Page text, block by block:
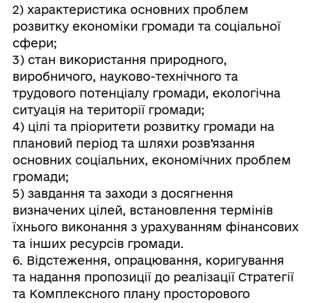
2) характеристика основних проблем
розвитку економіки громади та соціальної
сфери;
3) стан використання природного,
виробничого, науково-технічного та
трудового потенціалу громади, екологічна
ситуація на території громади;
4) цілі та пріоритети розвитку громади на
плановий період та шляхи розв’язання
основних соціальних, економічних проблем
громади;
5) завдання та заходи з досягнення
визначених цілей, встановлення термінів
їхнього виконання з урахуванням фінансових
та інших ресурсів громади.
6. Відстеження, опрацювання, коригування
та надання пропозиції до реалізації Стратегії
та Комплексного плану просторового